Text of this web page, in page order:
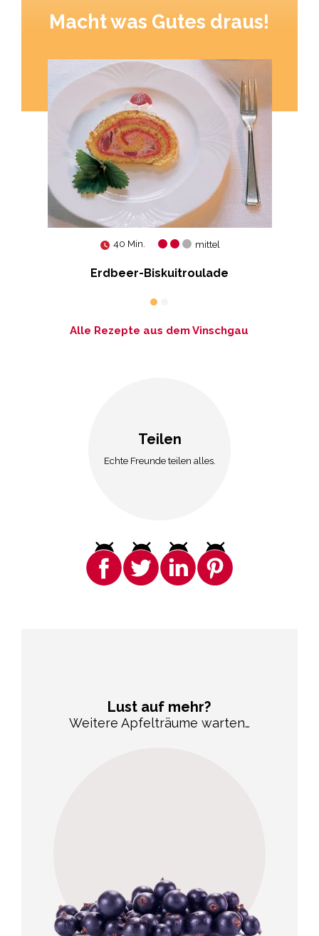
Macht was Gutes draus!
40 Min. mittel
Erdbeer-Biskuitroulade
Alle Rezepte aus dem Vinschgau
Teilen
Echte Freunde teilen alles.
Lust auf mehr?
Weitere Apfelträume warten…